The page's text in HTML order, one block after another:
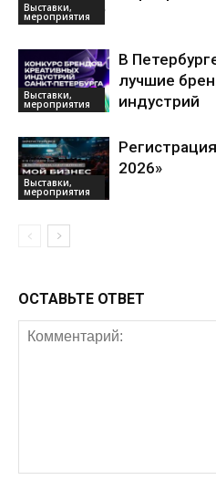
Выставки,
мероприятия
Выставки,
мероприятия
В
лучшие
индустрий
Выставки,
мероприятия
2026»
ОСТАВЬТЕ ОТВЕТ